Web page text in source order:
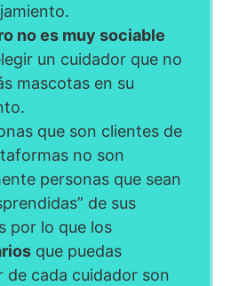
no es muy sociable
un cuidador que no
mascotas en su
que son clientes de
no son
personas que sean
de sus
por lo que los
que puedas
de cada cuidador son